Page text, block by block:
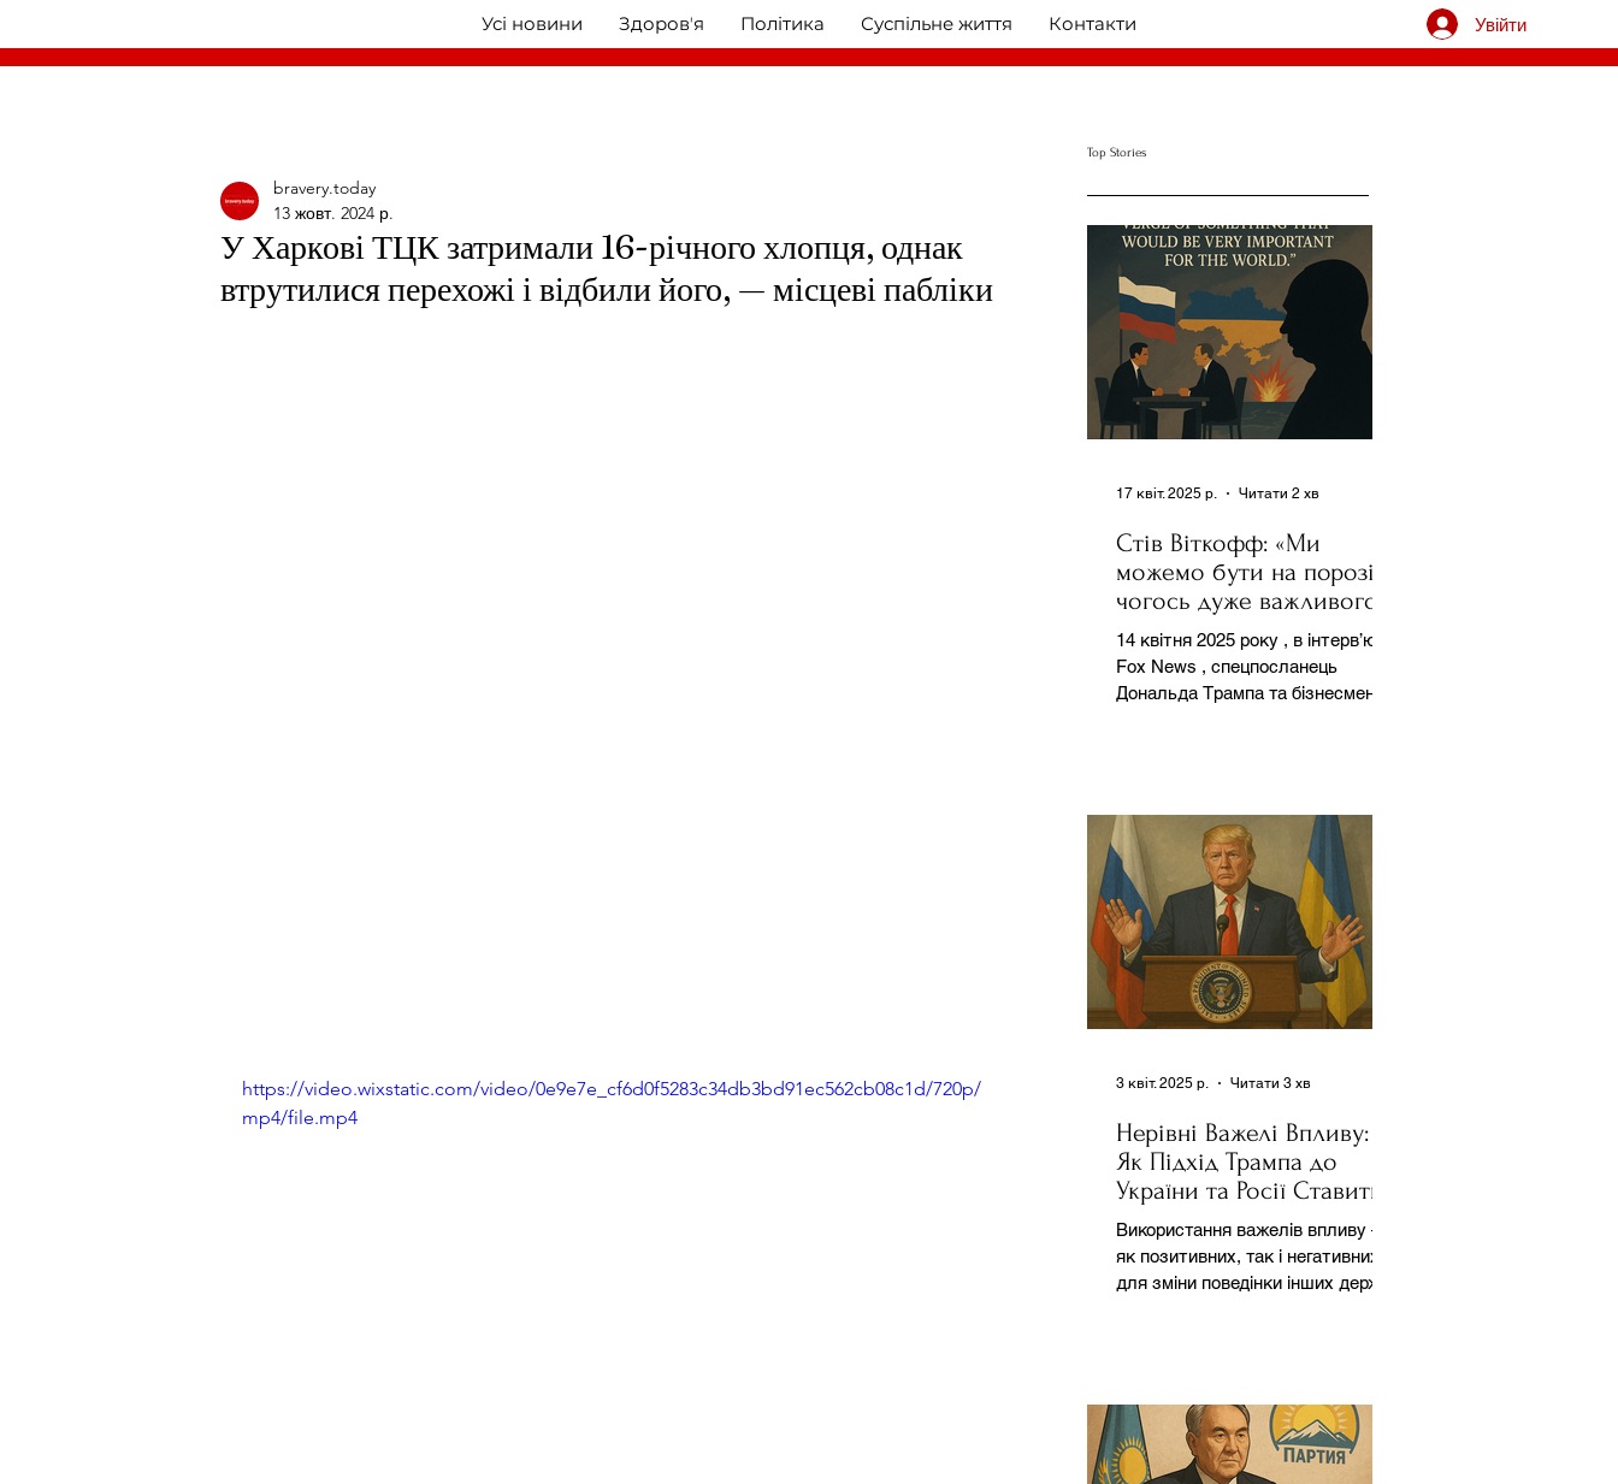
Усі новини Здоровʼя Політика Суспільне життя Контакти Увійти
У Харкові ТЦК затримали 16-річного хлопця, однак
втрутилися перехожі і відбили його, — місцеві пабліки
bravery.today
13 жовт. 2024 р.
https://video.wixstatic.com/video/0e9e7e_cf6d0f5283c34db3bd91ec562cb08c1d/720p/
mp4/file.mp4
Top Stories
Стів Віткофф: «Ми
можемо бути на порозі
чогось дуже важливого
для світу» — але що це
означає?
14 квітня 2025 року , в інтерв’ю на
Fox News , спецпосланець
Дональда Трампа та бізнесмен
17 квіт. 2025 р. Читати 2 хв
Нерівні Важелі Впливу:
Як Підхід Трампа до
України та Росії Ставить
під Сумнів Американську
Держполітику
Використання важелів впливу –
як позитивних, так і негативних –
для зміни поведінки інших держав
3 квіт. 2025 р. Читати 3 хв